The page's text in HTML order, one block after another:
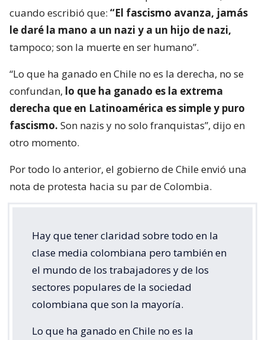
cuando escribió que: “El fascismo avanza, jamás
le daré la mano a un nazi y a un hijo de nazi,
tampoco; son la muerte en ser humano”.
“Lo que ha ganado en Chile no es la derecha, no se
confundan, lo que ha ganado es la extrema
derecha que en Latinoamérica es simple y puro
fascismo. Son nazis y no solo franquistas”, dijo en
otro momento.
Por todo lo anterior, el gobierno de Chile envió una
nota de protesta hacia su par de Colombia.
Hay que tener claridad sobre todo en la
clase media colombiana pero también en
el mundo de los trabajadores y de los
sectores populares de la sociedad
colombiana que son la mayoría.
Lo que ha ganado en Chile no es la